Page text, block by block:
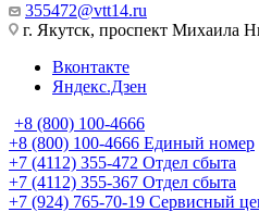
355472@vtt14.ru
г. Якутск, проспект Михаила
Вконтакте
Яндекс.Дзен
+8 (800) 100-4666
+8 (800) 100-4666 Единый номер
+7 (4112) 355-472 Отдел сбыта
+7 (4112) 355-367 Отдел сбыта
+7 (924) 765-70-19 Сервисный